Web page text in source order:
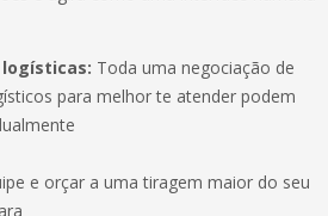
logísticas: Toda uma negociação de
para melhor te atender podem
e orçar a uma tiragem maior do seu